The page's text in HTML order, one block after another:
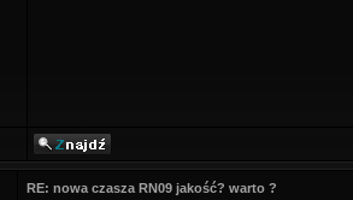
RE: nowa czasza RN09 jakość? warto ?